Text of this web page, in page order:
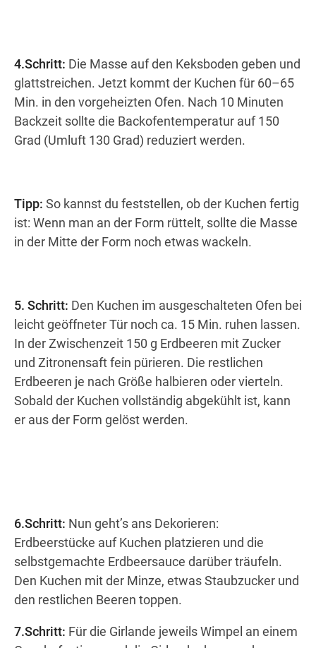
4.Schritt: Die Masse auf den Keksboden geben und
glattstreichen. Jetzt kommt der Kuchen für 60–65
Min. in den vorgeheizten Ofen. Nach 10 Minuten
Backzeit sollte die Backofentemperatur auf 150
Grad (Umluft 130 Grad) reduziert werden.
Tipp: So kannst du feststellen, ob der Kuchen fertig
ist: Wenn man an der Form rüttelt, sollte die Masse
in der Mitte der Form noch etwas wackeln.
5. Schritt: Den Kuchen im ausgeschalteten Ofen bei
leicht geöffneter Tür noch ca. 15 Min. ruhen lassen.
In der Zwischenzeit 150 g Erdbeeren mit Zucker
und Zitronensaft fein pürieren. Die restlichen
Erdbeeren je nach Größe halbieren oder vierteln.
Sobald der Kuchen vollständig abgekühlt ist, kann
er aus der Form gelöst werden.
6.Schritt: Nun geht’s ans Dekorieren:
Erdbeerstücke auf Kuchen platzieren und die
selbstgemachte Erdbeersauce darüber träufeln.
Den Kuchen mit der Minze, etwas Staubzucker und
den restlichen Beeren toppen.
7.Schritt: Für die Girlande jeweils Wimpel an einem